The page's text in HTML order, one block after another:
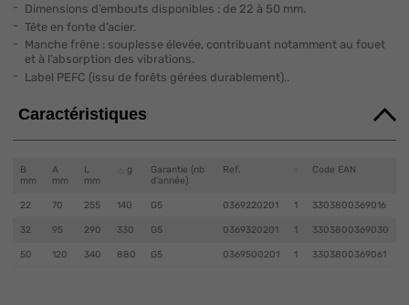
Dimensions d’embouts disponibles : de 22 à 50 mm.
Tête en fonte d’acier.
Manche frêne : souplesse élevée, contribuant notamment au fouet
et à l’absorption des vibrations.
Label PEFC (issu de forêts gérées durablement)..
Caractéristiques
B
mm
A
mm
L
mm
g
Garantie (nb
d'année)
Ref. Code EAN
22 70 255 140 G5 0369220201 1 3303800369016
32 95 290 330 G5 0369320201 1 3303800369030
50 120 340 880 G5 0369500201 1 3303800369061